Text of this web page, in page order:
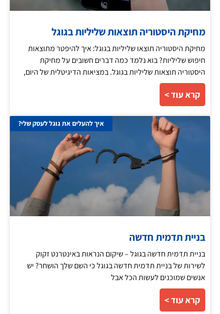
מחיקת היסטוריה תוצאות שליליות בגוגל
מחיקת היסטוריה תוצאו שליליות בגוגל: איך להיפטר מתוצאות
חיפוש שליליות? בוא נלמד כמה דברים חשובים על מחיקת
היסטוריה תוצאות שליליות בגוגל. במציאות הדיגיטלית של היום,
קרא עוד >
איך להעלים את גוגל לעסק שלי?
בניית תדמית חדשה
בניית תדמית חדשה בגוגל – שיקום הנראות באינטרנט זקוק
לשירות של בניית תדמית חדשה בגוגל כי השם שלך הושחר? יש
אנשים שמוכנים לעשות הכל אבל
קרא עוד >